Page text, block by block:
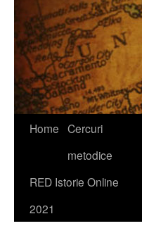
Skip
content
Home Cercuri
metodice
RED Istorie Online
2021